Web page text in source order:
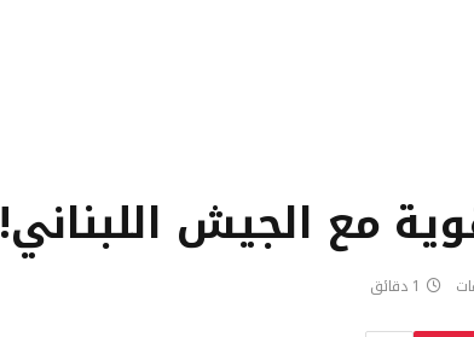
مع الجيش اللبناني!
1 دقائق